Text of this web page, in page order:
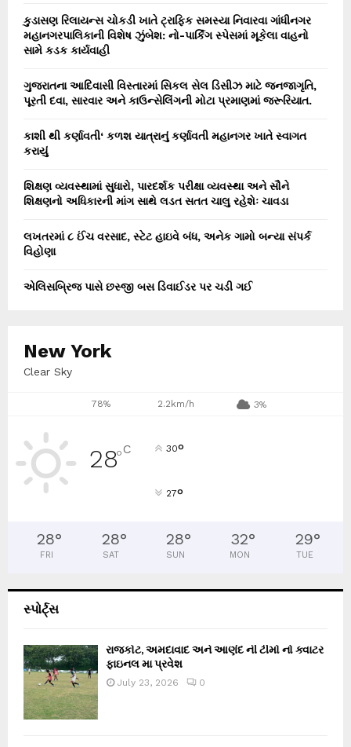
કુડાસણ રિલાયન્સ ચોકડી ખાતે ટ્રાફિક સમસ્યા નિવારવા ગાંધીનગર
મહાનગરપાલિકાની વિશેષ ઝુંબેશ: નો-પાર્કિંગ સ્પેસમાં મૂકેલા વાહનો
સામે કડક કાર્યવાહી
ગુજરાતના આદિવાસી વિસ્તારમાં સિકલ સેલ ડિસીઝ માટે જનજાગૃતિ,
પૂરતી દવા, સારવાર અને કાઉન્સેલિંગની મોટા પ્રમાણમાં જરૂરિયાત.
કાશી થી કર્ણાવતી‘ કળશ યાત્રાનું કર્ણાવતી મહાનગર ખાતે સ્વાગત
કરાયું
શિક્ષણ વ્યવસ્થામાં સુધારો, પારદર્શક પરીક્ષા વ્યવસ્થા અને સૌને
શિક્ષણનો અધિકારની માંગ સાથે લડત સતત ચાલુ રહેશેઃ ચાવડા
લખતરમાં ૮ ઈંચ વરસાદ, સ્ટેટ હાઇવે બંધ, અનેક ગામો બન્યા સંપર્ક
વિહોણા
એલિસબ્રિજ પાસે છસ્જી બસ ડિવાઈડર પર ચડી ગઈ
New York
Clear Sky
78% 2.2km/h 3%
28°C 30°
27°
28°
FRI
28°
SAT
28°
SUN
32°
MON
29°
TUE
સ્પોર્ટ્સ
રાજકોટ, અમદાવાદ અને આણંદ ની ટીમો નો ક્વાટર
ફાઇનલ મા પ્રવેશ
July 23, 2026 0